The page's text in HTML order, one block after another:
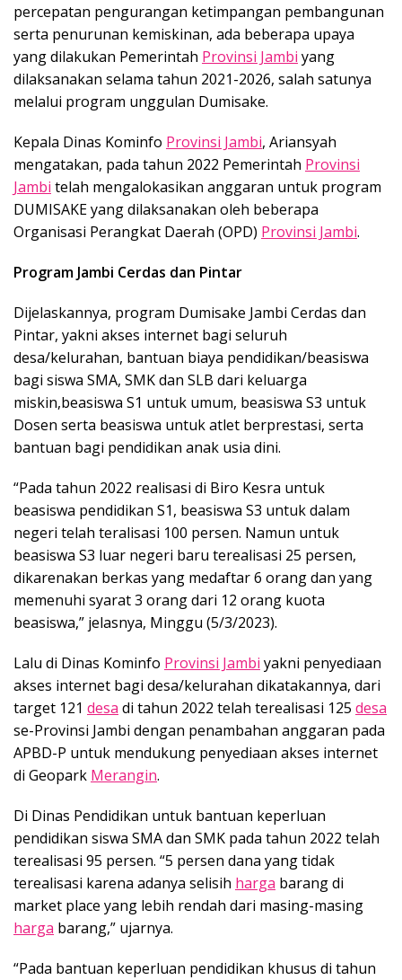
percepatan pengurangan ketimpangan pembangunan
serta penurunan kemiskinan, ada beberapa upaya
yang dilakukan Pemerintah Provinsi Jambi yang
dilaksanakan selama tahun 2021-2026, salah satunya
melalui program unggulan Dumisake.
Kepala Dinas Kominfo Provinsi Jambi, Ariansyah
mengatakan, pada tahun 2022 Pemerintah Provinsi
Jambi telah mengalokasikan anggaran untuk program
DUMISAKE yang dilaksanakan oleh beberapa
Organisasi Perangkat Daerah (OPD) Provinsi Jambi.
Program Jambi Cerdas dan Pintar
Dijelaskannya, program Dumisake Jambi Cerdas dan
Pintar, yakni akses internet bagi seluruh
desa/kelurahan, bantuan biaya pendidikan/beasiswa
bagi siswa SMA, SMK dan SLB dari keluarga
miskin,beasiswa S1 untuk umum, beasiswa S3 untuk
Dosen serta beasiswa untuk atlet berprestasi, serta
bantuan bagi pendidikan anak usia dini.
“Pada tahun 2022 realisasi di Biro Kesra untuk
beasiswa pendidikan S1, beasiswa S3 untuk dalam
negeri telah teralisasi 100 persen. Namun untuk
beasiswa S3 luar negeri baru terealisasi 25 persen,
dikarenakan berkas yang medaftar 6 orang dan yang
memenuhi syarat 3 orang dari 12 orang kuota
beasiswa,” jelasnya, Minggu (5/3/2023).
Lalu di Dinas Kominfo Provinsi Jambi yakni penyediaan
akses internet bagi desa/kelurahan dikatakannya, dari
target 121 desa di tahun 2022 telah terealisasi 125 desa
se-Provinsi Jambi dengan penambahan anggaran pada
APBD-P untuk mendukung penyediaan akses internet
di Geopark Merangin.
Di Dinas Pendidikan untuk bantuan keperluan
pendidikan siswa SMA dan SMK pada tahun 2022 telah
terealisasi 95 persen. “5 persen dana yang tidak
terealisasi karena adanya selisih harga barang di
market place yang lebih rendah dari masing-masing
harga barang,” ujarnya.
“Pada bantuan keperluan pendidikan khusus di tahun